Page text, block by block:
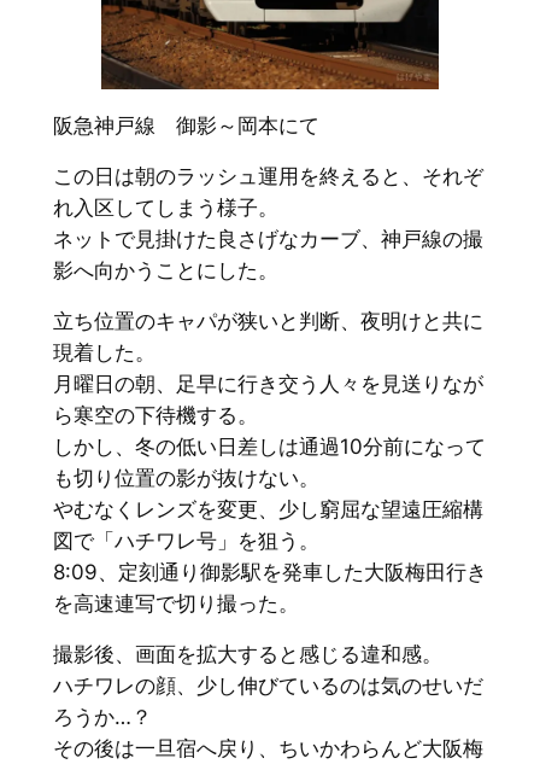
阪急神戸線 御影～岡本にて
この日は朝のラッシュ運用を終えると、それぞ
れ入区してしまう様子。
ネットで見掛けた良さげなカーブ、神戸線の撮
影へ向かうことにした。
立ち位置のキャパが狭いと判断、夜明けと共に
現着した。
月曜日の朝、足早に行き交う人々を見送りなが
ら寒空の下待機する。
しかし、冬の低い日差しは通過10分前になって
も切り位置の影が抜けない。
やむなくレンズを変更、少し窮屈な望遠圧縮構
図で「ハチワレ号」を狙う。
8:09、定刻通り御影駅を発車した大阪梅田行き
を高速連写で切り撮った。
撮影後、画面を拡大すると感じる違和感。
ハチワレの顔、少し伸びているのは気のせいだ
ろうか…？
その後は一旦宿へ戻り、ちいかわらんど大阪梅